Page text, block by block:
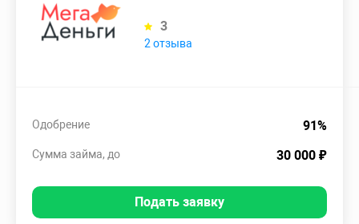
3
2 отзыва
91%
Одобрение
30 000 ₽
Сумма займа, до
Подать заявку